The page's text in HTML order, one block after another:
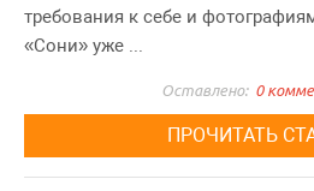
требования к себе и
«Сони» уже ...
0
ПРОЧИТАТЬ